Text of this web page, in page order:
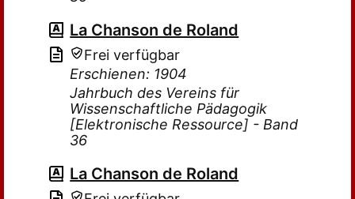
La Chanson de Roland
Frei verfügbar
Erschienen: 1904
Jahrbuch des Vereins für
Wissenschaftliche Pädagogik
[Elektronische Ressource] - Band
36
La Chanson de Roland